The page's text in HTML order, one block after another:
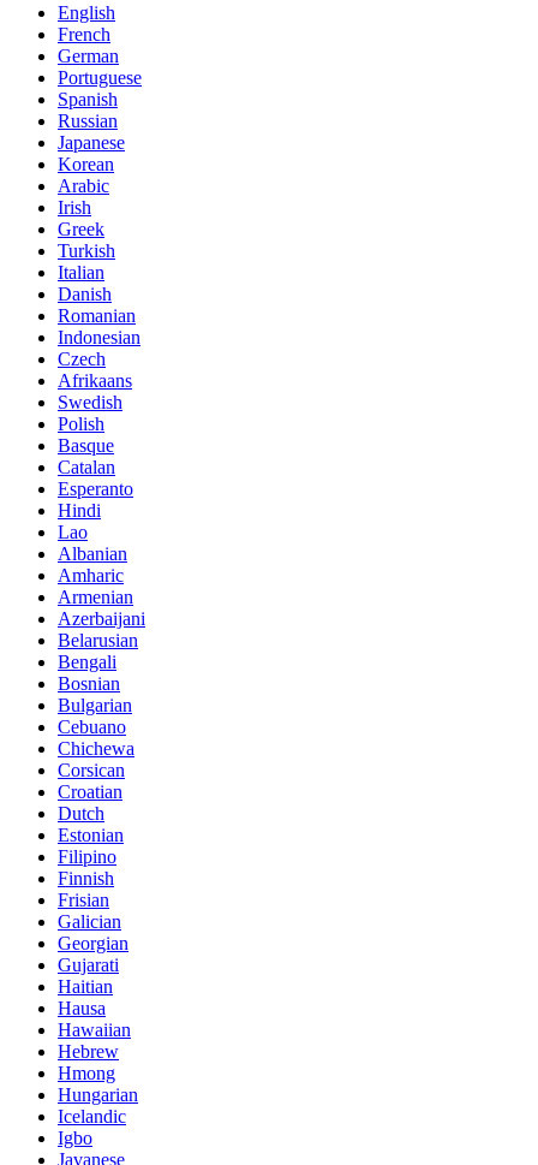
English
French
German
Portuguese
Spanish
Russian
Japanese
Korean
Arabic
Irish
Greek
Turkish
Italian
Danish
Romanian
Indonesian
Czech
Afrikaans
Swedish
Polish
Basque
Catalan
Esperanto
Hindi
Lao
Albanian
Amharic
Armenian
Azerbaijani
Belarusian
Bengali
Bosnian
Bulgarian
Cebuano
Chichewa
Corsican
Croatian
Dutch
Estonian
Filipino
Finnish
Frisian
Galician
Georgian
Gujarati
Haitian
Hausa
Hawaiian
Hebrew
Hmong
Hungarian
Icelandic
Igbo
Javanese